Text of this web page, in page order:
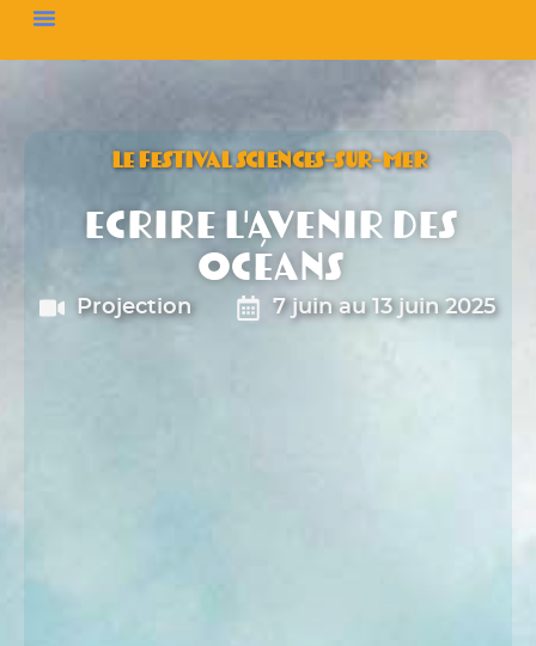
LE FESTIVAL SCIENCES-SUR-MER
Ecrire l'avenir des
océans
Projection 7 juin au 13 juin 2025